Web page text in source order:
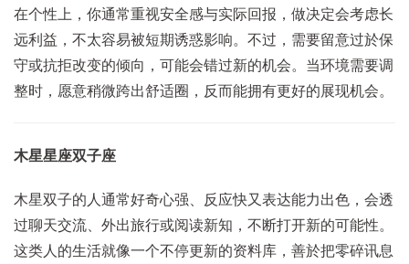
在个性上，你通常重视安全感与实际回报，做决定会考虑长
远利益，不太容易被短期诱惑影响。不过，需要留意过於保
守或抗拒改变的倾向，可能会错过新的机会。当环境需要调
整时，愿意稍微跨出舒适圈，反而能拥有更好的展现机会。
木星星座双子座
木星双子的人通常好奇心强、反应快又表达能力出色，会透
过聊天交流、外出旅行或阅读新知，不断打开新的可能性。
这类人的生活就像一个不停更新的资料库，善於把零碎讯息